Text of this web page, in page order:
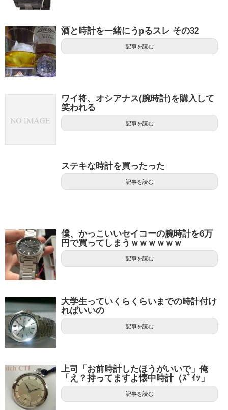
酒と時計を一緒にうpるスレ その32
記事を読む
ワイ将、オシアナス(腕時計)を購入して
笑われる
記事を読む
ステキな時計を買ったった
記事を読む
僕、かっこいいセイコーの腕時計を6万
円で買ってしまうｗｗｗｗｗｗ
記事を読む
大学生っていくらくらいまでの時計付け
ればいいの
記事を読む
上司「お前時計したほうがいいで」俺
「え？持ってますよ懐中時計（ｽﾞｲｯ」
記事を読む